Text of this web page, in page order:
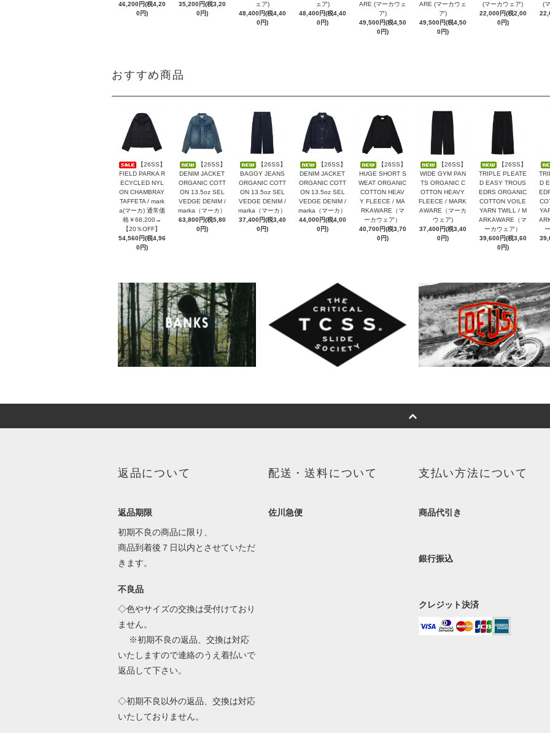
46,200円(税4,20
0円)
35,200円(税3,20
0円)
ェア)
48,400円(税4,40
0円)
ェア)
48,400円(税4,40
0円)
ARE (マーカウェ
ア)
49,500円(税4,50
0円)
ARE (マーカウェ
ア)
49,500円(税4,50
0円)
(マーカウェア)
22,000円(税2,00
0円)
(
おすすめ商品
【26SS】
FIELD PARKA R
ECYCLED NYL
ON CHAMBRAY
TAFFETA / mark
a(マーカ) 通常価
格￥68,200→
【20％OFF】
54,560円(税4,96
0円)
【26SS】
DENIM JACKET
ORGANIC COTT
ON 13.5oz SEL
VEDGE DENIM /
marka（マーカ）
63,800円(税5,80
0円)
【26SS】
BAGGY JEANS
ORGANIC COTT
ON 13.5oz SEL
VEDGE DENIM /
marka（マーカ）
37,400円(税3,40
0円)
【26SS】
DENIM JACKET
ORGANIC COTT
ON 13.5oz SEL
VEDGE DENIM /
marka（マーカ）
44,000円(税4,00
0円)
【26SS】
HUGE SHORT S
WEAT ORGANIC
COTTON HEAV
Y FLEECE / MA
RKAWARE（マ
ーカウェア）
40,700円(税3,70
0円)
【26SS】
WIDE GYM PAN
TS ORGANIC C
OTTON HEAVY
FLEECE / MARK
AWARE（マーカ
ウェア)
37,400円(税3,40
0円)
【26SS】
TRIPLE PLEATE
D EASY TROUS
EDRS ORGANIC
COTTON VOILE
YARN TWILL / M
ARKAWARE（マ
ーカウェア）
39,600円(税3,60
0円)
D
返品について
返品期限
初期不良の商品に限り、
商品到着後７日以内とさせていただ
きます。
不良品
◇色やサイズの交換は受付けており
ません。
※初期不良の返品、交換は対応
いたしますので連絡のうえ着払いで
返品して下さい。
◇初期不良以外の返品、交換は対応
いたしておりません。
配送・送料について
佐川急便
支払い方法について
商品代引き
銀行振込
クレジット決済